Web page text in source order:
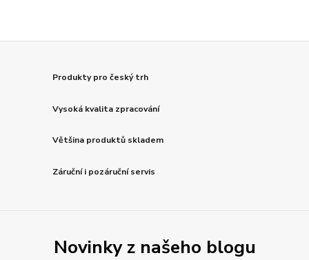
Produkty pro český trh
Vysoká kvalita zpracování
Většina produktů skladem
Záruční i pozáruční servis
Novinky z našeho blogu